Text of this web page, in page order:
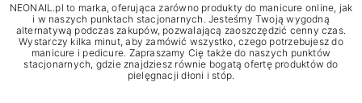
NEONAIL.pl to marka, oferująca zarówno produkty do manicure online, jak
i w naszych punktach stacjonarnych. Jesteśmy Twoją wygodną
alternatywą podczas zakupów, pozwalającą zaoszczędzić cenny czas.
Wystarczy kilka minut, aby zamówić wszystko, czego potrzebujesz do
manicure i pedicure. Zapraszamy Cię także do naszych punktów
stacjonarnych, gdzie znajdziesz równie bogatą ofertę produktów do
pielęgnacji dłoni i stóp.